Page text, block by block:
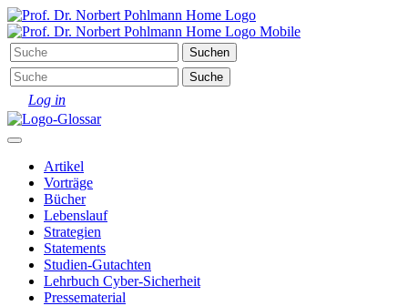
Log in
Artikel
Vorträge
Bücher
Lebenslauf
Strategien
Statements
Studien-Gutachten
Lehrbuch Cyber-Sicherheit
Pressematerial